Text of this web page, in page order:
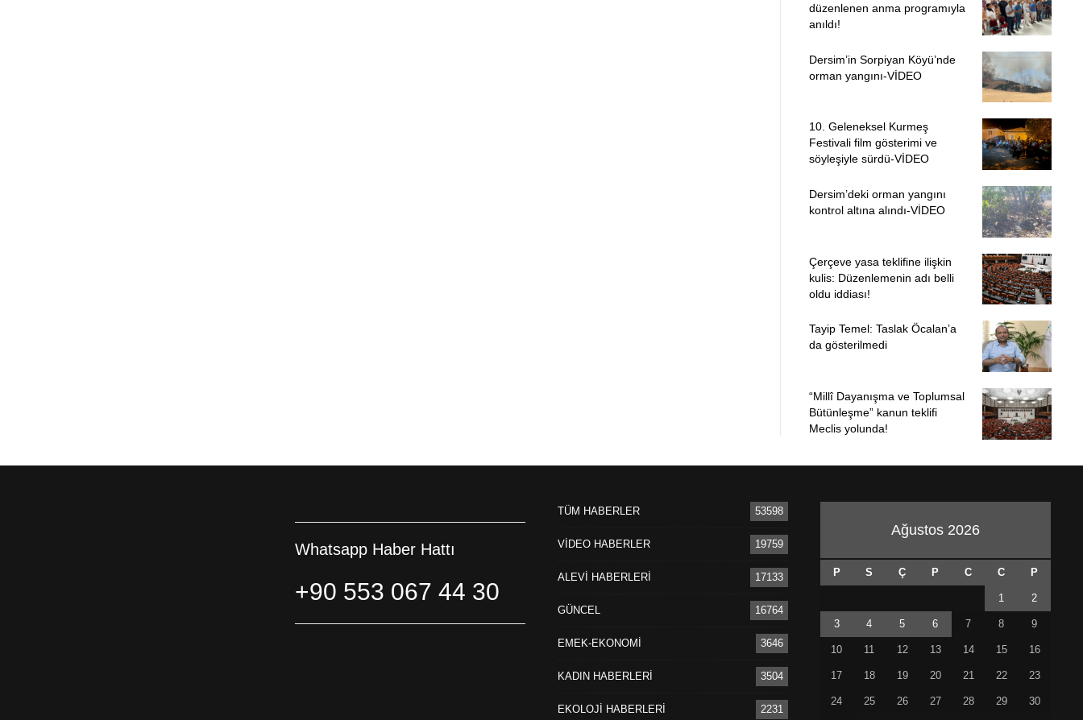
düzenlenen anma programıyla
anıldı!
Dersim’in Sorpiyan Köyü’nde
orman yangını-VİDEO
10. Geleneksel Kurmeş
Festivali film gösterimi ve
söyleşiyle sürdü-VİDEO
Dersim’deki orman yangını
kontrol altına alındı-VİDEO
Çerçeve yasa teklifine ilişkin
kulis: Düzenlemenin adı belli
oldu iddiası!
Tayip Temel: Taslak Öcalan’a
da gösterilmedi
“Millî Dayanışma ve Toplumsal
Bütünleşme” kanun teklifi
Meclis yolunda!
Whatsapp Haber Hattı
+90 553 067 44 30
TÜM HABERLER 53598
VİDEO HABERLER 19759
ALEVİ HABERLERİ 17133
GÜNCEL 16764
EMEK-EKONOMİ 3646
KADIN HABERLERİ 3504
EKOLOJİ HABERLERİ 2231
Ağustos 2026
P S Ç P C C P
1 2
3 4 5 6 7 8 9
10 11 12 13 14 15 16
17 18 19 20 21 22 23
24 25 26 27 28 29 30